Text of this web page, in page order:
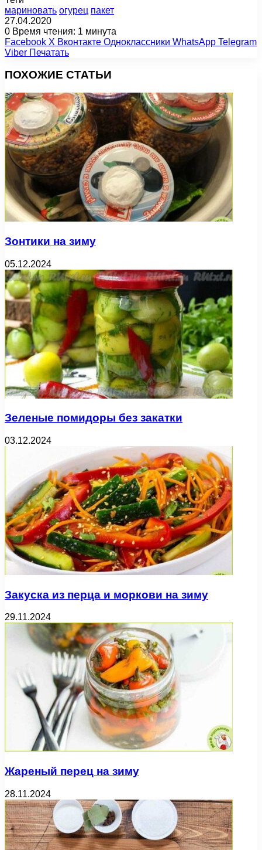
мариновать огурец пакет
27.04.2020
0 Время чтения: 1 минута
Facebook X Вконтакте Одноклассники WhatsApp Telegram
Viber Печатать
ПОХОЖИЕ СТАТЬИ
Зонтики на зиму
05.12.2024
Зеленые помидоры без закатки
03.12.2024
Закуска из перца и моркови на зиму
29.11.2024
Жареный перец на зиму
28.11.2024